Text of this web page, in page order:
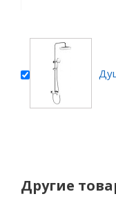
Другие